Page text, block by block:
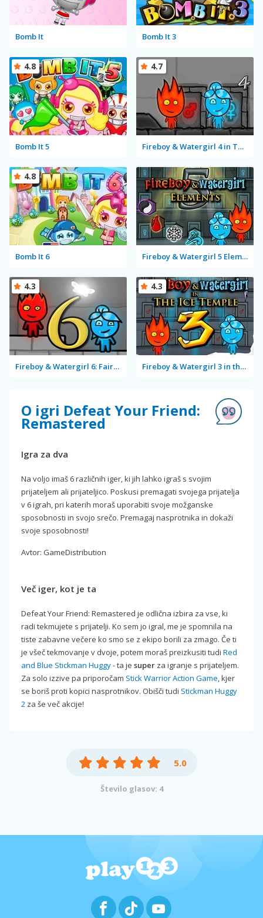
Bomb It Bomb It 3
Bomb It 5
4.8
Fireboy & Watergirl 4 in The Crystal Temple
4.7
Bomb It 6
4.8
Fireboy & Watergirl 5 Elements
Fireboy & Watergirl 6: Fairy Tales
4.3
Fireboy & Watergirl 3 in the Ice Temple
4.3
O igri Defeat Your Friend:
Remastered
Igra za dva
Na voljo imaš 6 različnih iger, ki jih lahko igraš s svojim
prijateljem ali prijateljico. Poskusi premagati svojega prijatelja
v 6 igrah, pri katerih moraš uporabiti svoje možganske
sposobnosti in svojo srečo. Premagaj nasprotnika in dokaži
svoje sposobnosti!
Avtor: GameDistribution
Več iger, kot je ta
Defeat Your Friend: Remastered je odlična izbira za vse, ki
radi tekmujete s prijatelji. Ko sem jo igral, me je spomnila na
tiste zabavne večere ko smo se z ekipo borili za zmago. Če ti
je všeč tekmovanje v dvoje, potem moraš preizkusiti tudi Red
and Blue Stickman Huggy- ta je super za igranje s prijateljem.
Za solo izzive pa priporočam Stick Warrior Action Game, kjer
se boriš proti kopici nasprotnikov. Obišči tudi Stickman Huggy
2 za še več akcije!
5.0
Število glasov: 4